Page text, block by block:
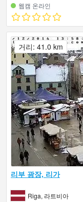
웹캠 온라인
리부 광장, 리가
Riga, 라트비아
거리: 41.0 km